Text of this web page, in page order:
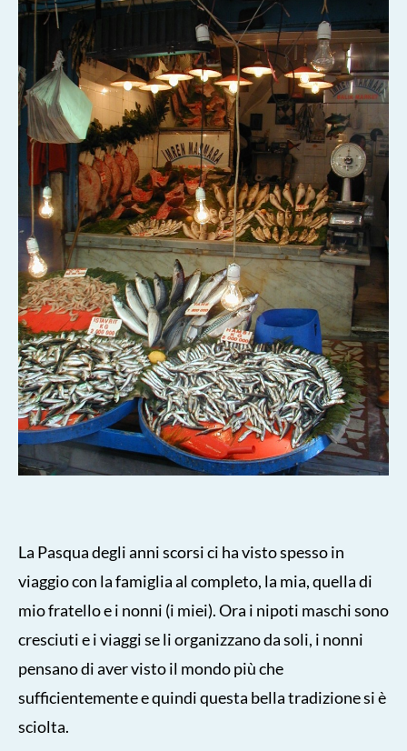
La Pasqua degli anni scorsi ci ha visto spesso in
viaggio con la famiglia al completo, la mia, quella di
mio fratello e i nonni (i miei). Ora i nipoti maschi sono
cresciuti e i viaggi se li organizzano da soli, i nonni
pensano di aver visto il mondo più che
sufficientemente e quindi questa bella tradizione si è
sciolta.